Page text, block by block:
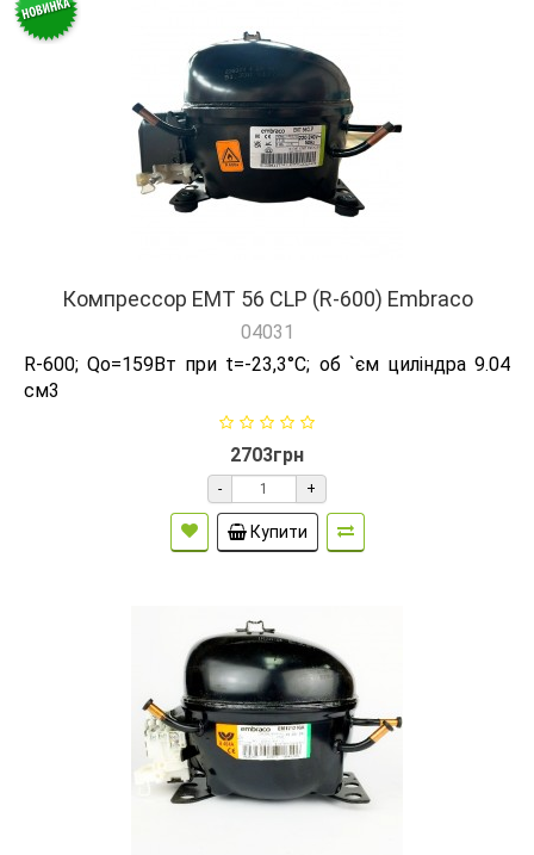
Компрессор EMT 56 CLP (R-600) Embraco
04031
R-600; Qо=159Вт при t=-23,3°C; об `єм циліндра 9.04
см3
2703грн
- +
Купити